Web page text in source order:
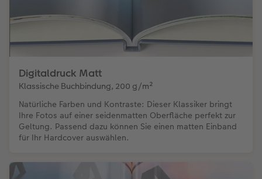
Digitaldruck Matt
Klassische Buchbindung, 200 g/m²
Natürliche Farben und Kontraste: Dieser Klassiker bringt
Ihre Fotos auf einer seidenmatten Oberfläche perfekt zur
Geltung. Passend dazu können Sie einen matten Einband
für Ihr Hardcover auswählen.